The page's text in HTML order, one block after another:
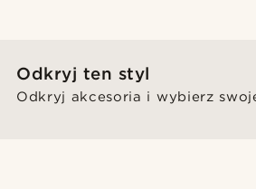
Odkryj ten styl
Odkryj akcesoria i wybierz